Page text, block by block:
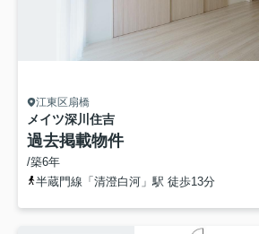
江東区扇橋
メイツ深川住吉
過去掲載物件
/築6年
半蔵門線「清澄白河」駅 徒歩13分